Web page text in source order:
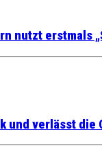
nutzt erstmals
und verlässt die